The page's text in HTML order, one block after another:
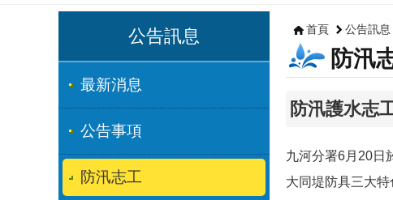
公告訊息
最新消息
公告事項
防汛志工
首頁 公告訊息
防汛
防汛護水志
九河分署6月20日
大同堤防具三大特